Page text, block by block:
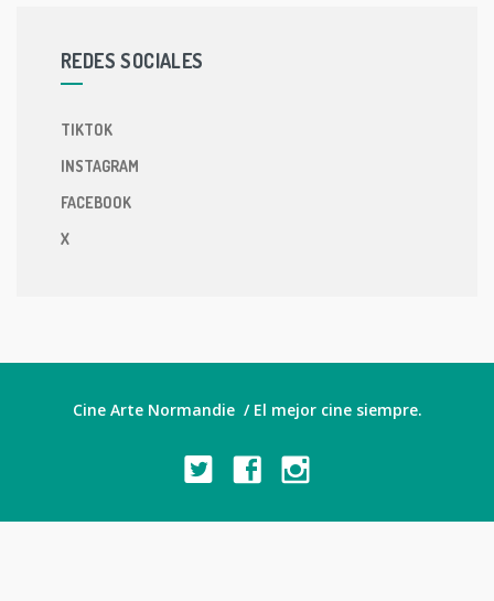
REDES SOCIALES
TIKTOK
INSTAGRAM
FACEBOOK
X
Cine Arte Normandie / El mejor cine siempre.